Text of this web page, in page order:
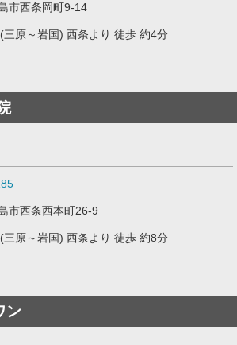
市西条岡町9-14
三原～岩国) 西条より 徒歩 約4分
市西条西本町26-9
三原～岩国) 西条より 徒歩 約8分
ン